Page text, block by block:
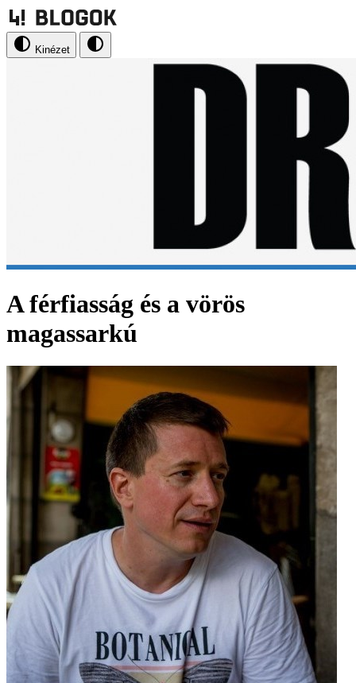
Kinézet
A férfiasság és a vörös
magassarkú